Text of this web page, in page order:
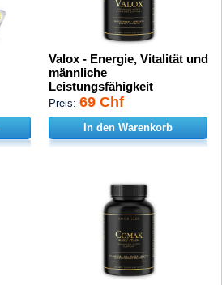
Valox - Energie, Vitalität und
männliche
Leistungsfähigkeit
Preis: 69 Chf
In den Warenkorb